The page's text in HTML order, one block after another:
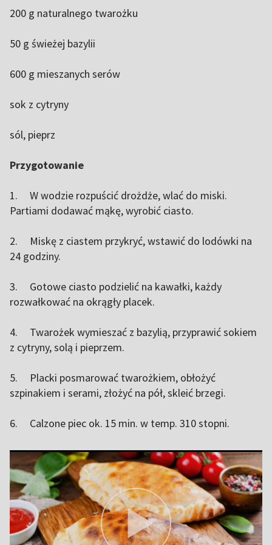
200 g naturalnego twarożku
50 g świeżej bazylii
600 g mieszanych serów
sok z cytryny
sól, pieprz
Przygotowanie
1. W wodzie rozpuścić drożdże, wlać do miski.
Partiami dodawać mąkę, wyrobić ciasto.
2. Miskę z ciastem przykryć, wstawić do lodówki na
24 godziny.
3. Gotowe ciasto podzielić na kawałki, każdy
rozwałkować na okrągły placek.
4. Twarożek wymieszać z bazylią, przyprawić sokiem
z cytryny, solą i pieprzem.
5. Placki posmarować twarożkiem, obłożyć
szpinakiem i serami, złożyć na pół, skleić brzegi.
6. Calzone piec ok. 15 min. w temp. 310 stopni.